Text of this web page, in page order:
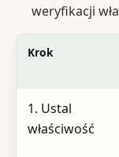
weryfikacji
Krok
1. Ustal
właściwość